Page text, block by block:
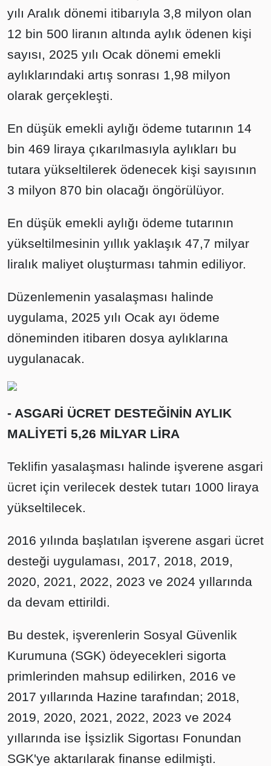
yılı Aralık dönemi itibarıyla 3,8 milyon olan
12 bin 500 liranın altında aylık ödenen kişi
sayısı, 2025 yılı Ocak dönemi emekli
aylıklarındaki artış sonrası 1,98 milyon
olarak gerçekleşti.
En düşük emekli aylığı ödeme tutarının 14
bin 469 liraya çıkarılmasıyla aylıkları bu
tutara yükseltilerek ödenecek kişi sayısının
3 milyon 870 bin olacağı öngörülüyor.
En düşük emekli aylığı ödeme tutarının
yükseltilmesinin yıllık yaklaşık 47,7 milyar
liralık maliyet oluşturması tahmin ediliyor.
Düzenlemenin yasalaşması halinde
uygulama, 2025 yılı Ocak ayı ödeme
döneminden itibaren dosya aylıklarına
uygulanacak.
- ASGARİ ÜCRET DESTEĞİNİN AYLIK
MALİYETİ 5,26 MİLYAR LİRA
Teklifin yasalaşması halinde işverene asgari
ücret için verilecek destek tutarı 1000 liraya
yükseltilecek.
2016 yılında başlatılan işverene asgari ücret
desteği uygulaması, 2017, 2018, 2019,
2020, 2021, 2022, 2023 ve 2024 yıllarında
da devam ettirildi.
Bu destek, işverenlerin Sosyal Güvenlik
Kurumuna (SGK) ödeyecekleri sigorta
primlerinden mahsup edilirken, 2016 ve
2017 yıllarında Hazine tarafından; 2018,
2019, 2020, 2021, 2022, 2023 ve 2024
yıllarında ise İşsizlik Sigortası Fonundan
SGK'ye aktarılarak finanse edilmişti.